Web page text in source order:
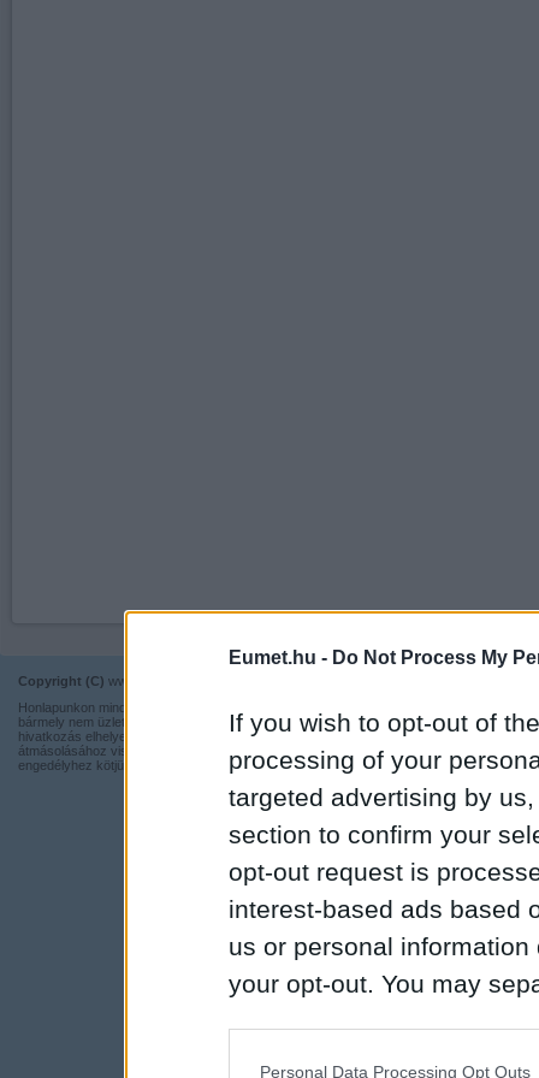
Eumet.hu - Do Not Process My
If you wish to opt-out of
processing of your
targeted advertising by
section to confirm your
opt-out request is
interest-based ads based
us or personal
your opt-out. You may
Personal Data Processing Opt Outs
Copyright (C) www.eumet.hu Minden jog fenntartva.
Honlapunkon minden információ szabadon és ingyen használható,
bármely nem üzleti tevékenységhez a forrás pontos megjelölésével,
hivatkozás elhelyezésével. Részeinek más honlapra történő
átmásolásához viszont nem járulunk hozzá, illetve írásos
engedélyhez kötjük.
Kapcsolat